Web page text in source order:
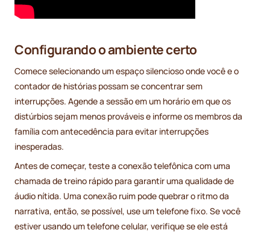
Configurando o ambiente certo
Comece selecionando um espaço silencioso onde você e o
contador de histórias possam se concentrar sem
interrupções. Agende a sessão em um horário em que os
distúrbios sejam menos prováveis e informe os membros da
família com antecedência para evitar interrupções
inesperadas.
Antes de começar, teste a conexão telefônica com uma
chamada de treino rápido para garantir uma qualidade de
áudio nítida. Uma conexão ruim pode quebrar o ritmo da
narrativa, então, se possível, use um telefone fixo. Se você
estiver usando um telefone celular, verifique se ele está